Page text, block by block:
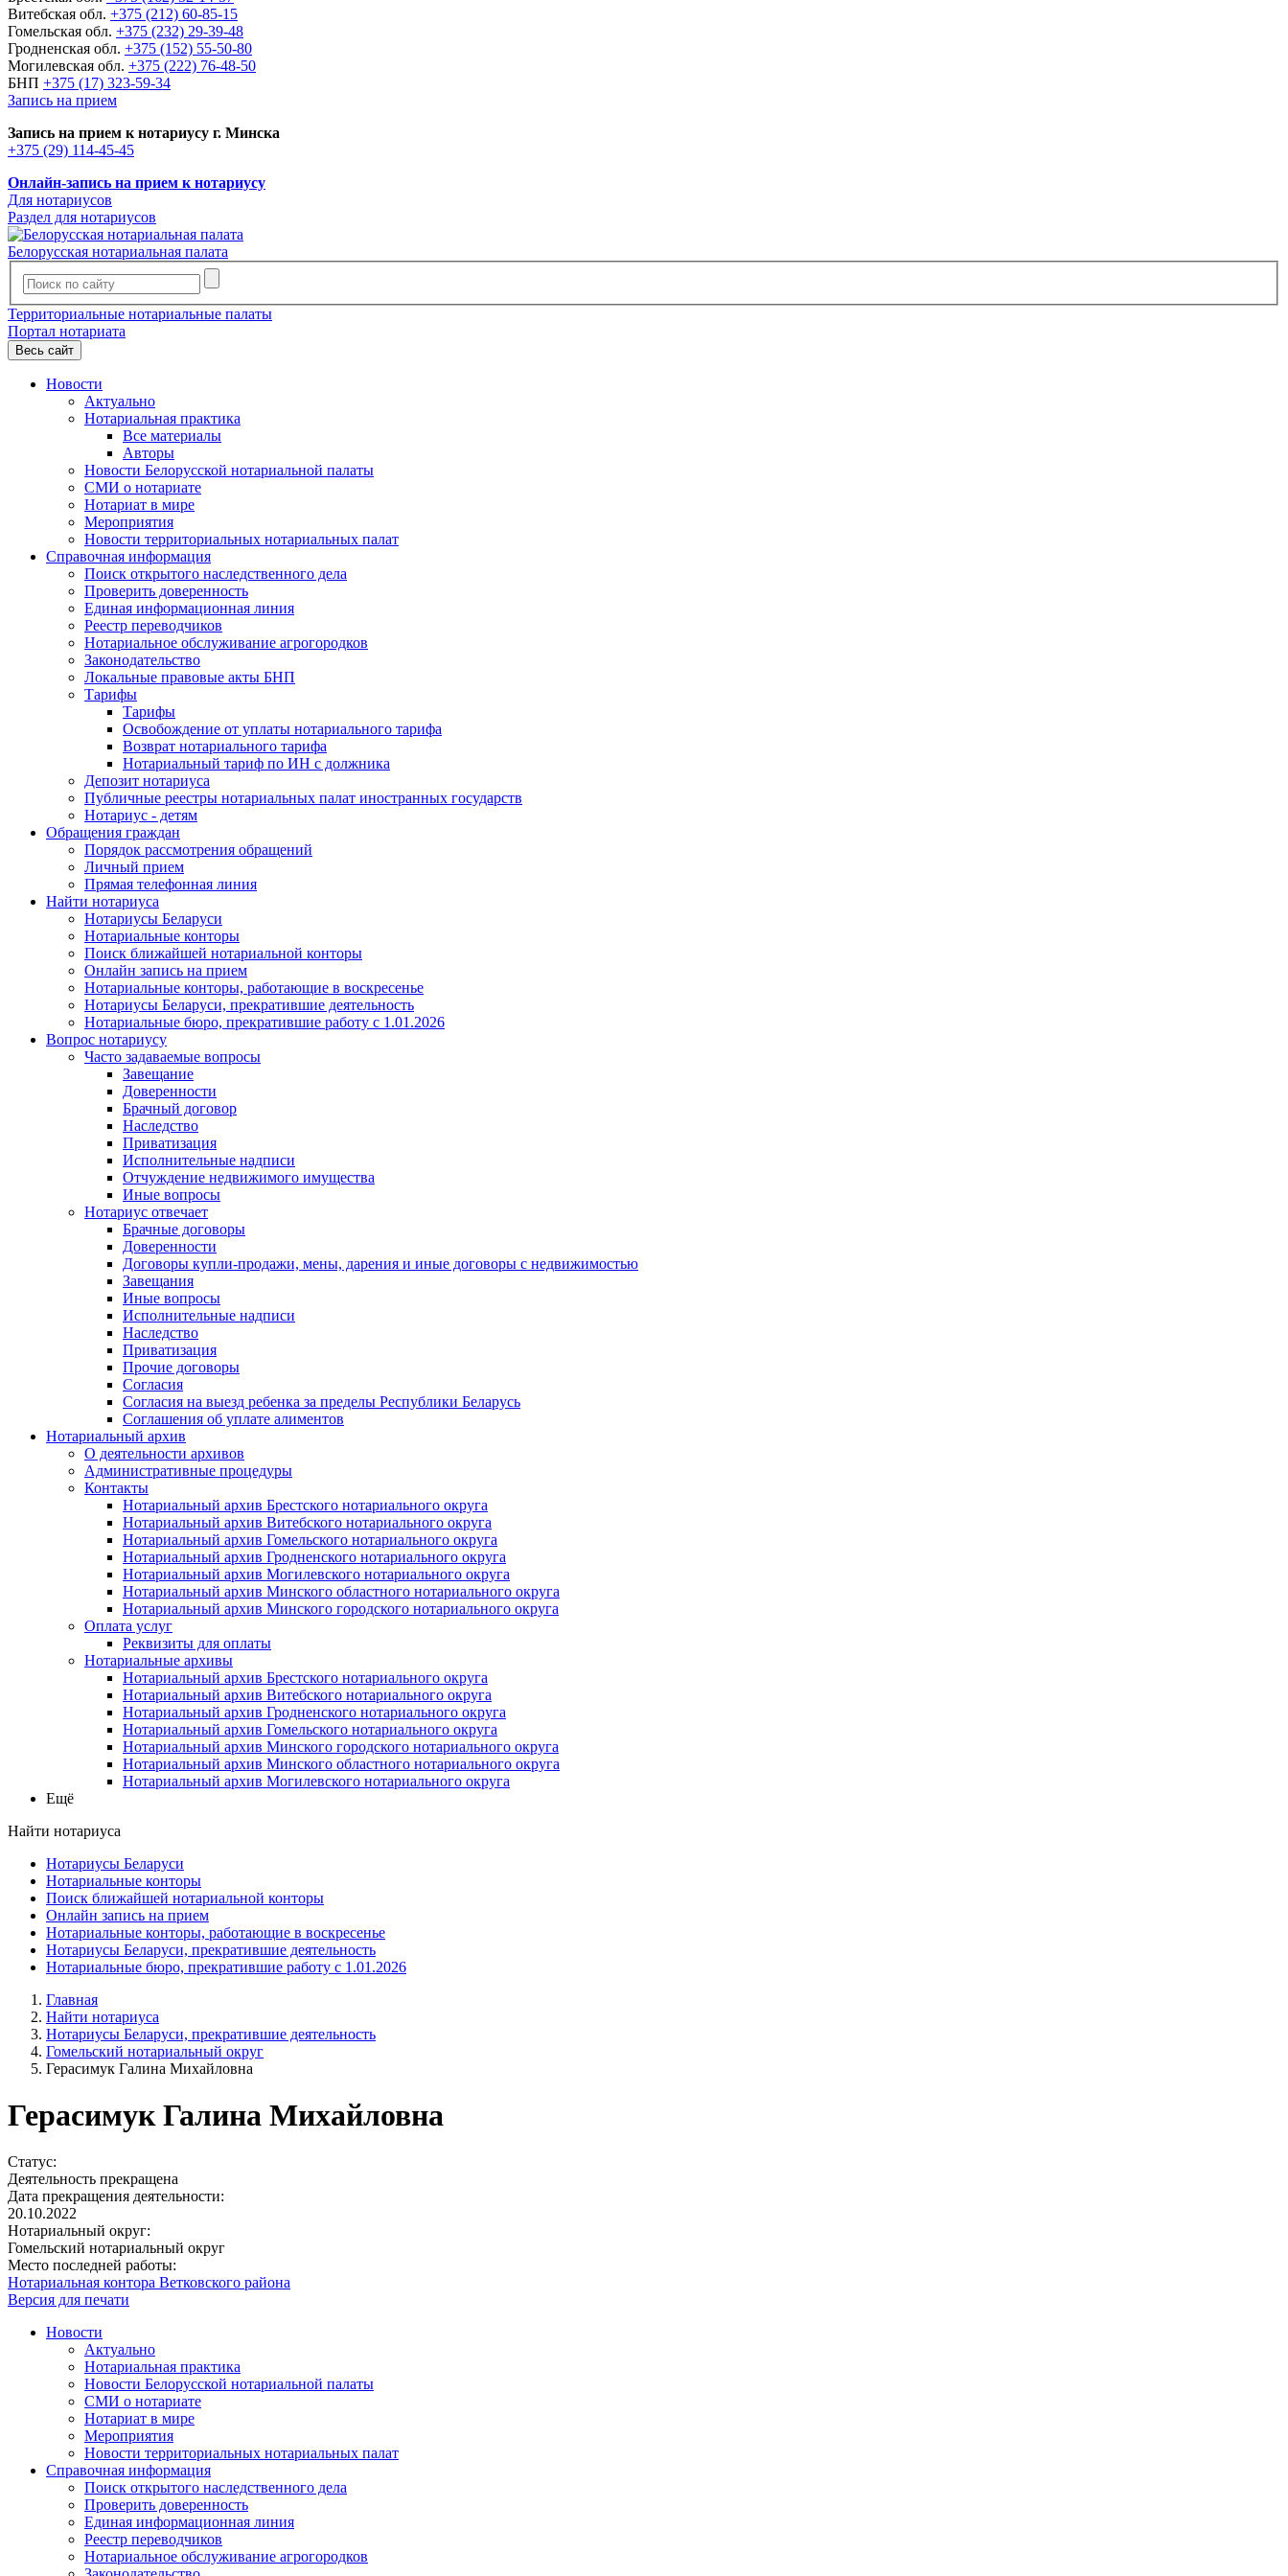
Витебская обл. +375 (212) 60-85-15
Гомельская обл. +375 (232) 29-39-48
Гродненская обл. +375 (152) 55-50-80
Могилевская обл. +375 (222) 76-48-50
БНП +375 (17) 323-59-34
Запись на прием
Запись на прием к нотариусу г. Минска
+375 (29) 114-45-45
Онлайн-запись на прием к нотариусу
Для нотариусов
Раздел для нотариусов
Белорусская нотариальная палата
Территориальные нотариальные палаты
Портал нотариата
Весь сайт
Новости
Актуально
Нотариальная практика
Все материалы
Авторы
Новости Белорусской нотариальной палаты
СМИ о нотариате
Нотариат в мире
Мероприятия
Новости территориальных нотариальных палат
Справочная информация
Поиск открытого наследственного дела
Проверить доверенность
Единая информационная линия
Реестр переводчиков
Нотариальное обслуживание агрогородков
Законодательство
Локальные правовые акты БНП
Тарифы
Тарифы
Освобождение от уплаты нотариального тарифа
Возврат нотариального тарифа
Нотариальный тариф по ИН с должника
Депозит нотариуса
Публичные реестры нотариальных палат иностранных государств
Нотариус - детям
Обращения граждан
Порядок рассмотрения обращений
Личный прием
Прямая телефонная линия
Найти нотариуса
Нотариусы Беларуси
Нотариальные конторы
Поиск ближайшей нотариальной конторы
Онлайн запись на прием
Нотариальные конторы, работающие в воскресенье
Нотариусы Беларуси, прекратившие деятельность
Нотариальные бюро, прекратившие работу с 1.01.2026
Вопрос нотариусу
Часто задаваемые вопросы
Завещание
Доверенности
Брачный договор
Наследство
Приватизация
Исполнительные надписи
Отчуждение недвижимого имущества
Иные вопросы
Нотариус отвечает
Брачные договоры
Доверенности
Договоры купли-продажи, мены, дарения и иные договоры с недвижимостью
Завещания
Иные вопросы
Исполнительные надписи
Наследство
Приватизация
Прочие договоры
Согласия
Согласия на выезд ребенка за пределы Республики Беларусь
Соглашения об уплате алиментов
Нотариальный архив
О деятельности архивов
Административные процедуры
Контакты
Нотариальный архив Брестского нотариального округа
Нотариальный архив Витебского нотариального округа
Нотариальный архив Гомельского нотариального округа
Нотариальный архив Гродненского нотариального округа
Нотариальный архив Могилевского нотариального округа
Нотариальный архив Минского областного нотариального округа
Нотариальный архив Минского городского нотариального округа
Оплата услуг
Реквизиты для оплаты
Нотариальные архивы
Нотариальный архив Брестского нотариального округа
Нотариальный архив Витебского нотариального округа
Нотариальный архив Гродненского нотариального округа
Нотариальный архив Гомельского нотариального округа
Нотариальный архив Минского городского нотариального округа
Нотариальный архив Минского областного нотариального округа
Нотариальный архив Могилевского нотариального округа
Ещё
Найти нотариуса
Нотариусы Беларуси
Нотариальные конторы
Поиск ближайшей нотариальной конторы
Онлайн запись на прием
Нотариальные конторы, работающие в воскресенье
Нотариусы Беларуси, прекратившие деятельность
Нотариальные бюро, прекратившие работу с 1.01.2026
Главная
Найти нотариуса
Нотариусы Беларуси, прекратившие деятельность
Гомельский нотариальный округ
Герасимук Галина Михайловна
Герасимук Галина Михайловна
Статус:
Деятельность прекращена
Дата прекращения деятельности:
20.10.2022
Нотариальный округ:
Гомельский нотариальный округ
Место последней работы:
Нотариальная контора Ветковского района
Версия для печати
Новости
Актуально
Нотариальная практика
Новости Белорусской нотариальной палаты
СМИ о нотариате
Нотариат в мире
Мероприятия
Новости территориальных нотариальных палат
Справочная информация
Поиск открытого наследственного дела
Проверить доверенность
Единая информационная линия
Реестр переводчиков
Нотариальное обслуживание агрогородков